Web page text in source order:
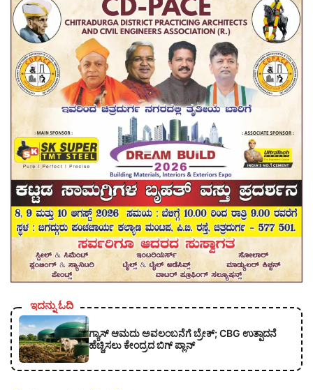
ಇದನ್ನು ಓದಿ
ಗ್ಯಾಸ್ ಆಮದು ಅವಲಂಬನೆಗೆ ಬ್ರೇಕ್; CBG ಉತ್ಪಾದನೆ
ಹೆಚ್ಚಿಸಲು ಕೇಂದ್ರದ ಬಿಗ್ ಪ್ಲಾನ್